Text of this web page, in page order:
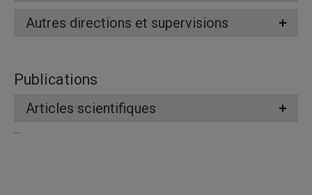
Autres directions et supervisions
Publications
Articles scientifiques
...